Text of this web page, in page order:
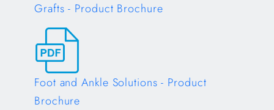
Grafts - Product Brochure
Opens in a new tab
Foot and Ankle Solutions - Product
Brochure